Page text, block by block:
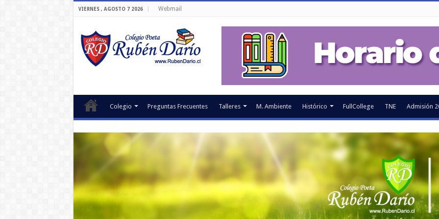
VIERNES , AGOSTO 7 2026 Webmail
Colegio Preguntas Frecuentes Talleres M. Ambiente Histórico FullCollege TNE Admisión